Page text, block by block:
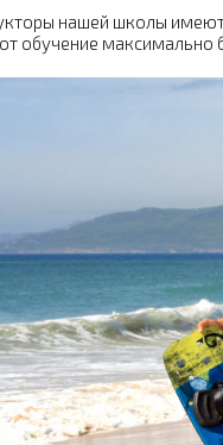
нашей школы имеют
обучение